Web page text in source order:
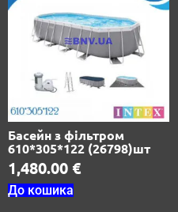
Басейн з фільтром
610*305*122 (26798)шт
1,480.00 €
До кошика